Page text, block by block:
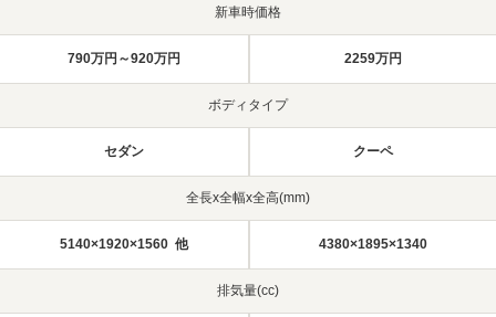
新車時価格
790万円～920万円 2259万円
ボディタイプ
セダン クーペ
全長x全幅x全高(mm)
5140×1920×1560 他 4380×1895×1340
排気量(cc)